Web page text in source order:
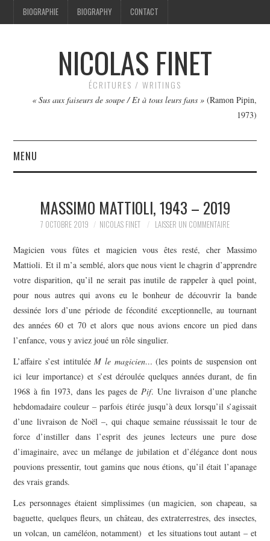
BIOGRAPHIE BIOGRAPHY CONTACT
NICOLAS FINET
ÉCRITURES / WRITINGS
« Sus aux faiseurs de soupe / Et à tous leurs fans »(Ramon Pipin,
1973)
MENU
IMAGES
FILMS
MASSIMO MATTIOLI, 1943 – 2019
7 OCTOBRE 2019 NICOLAS FINET LAISSER UN COMMENTAIRE
Magicien vous fûtes et magicien vous êtes resté, cher Massimo
Mattioli. Et il m’a semblé, alors que nous vient le chagrin d’apprendre
votre disparition, qu’il ne serait pas inutile de rappeler à quel point,
pour nous autres qui avons eu le bonheur de découvrir la bande
dessinée lors d’une période de fécondité exceptionnelle, au tournant
des années 60 et 70 et alors que nous avions encore un pied dans
l’enfance, vous y aviez joué un rôle singulier.
L’affaire s’est intituléeM le magicien… (les points de suspension ont
ici leur importance) et s’est déroulée quelques années durant, de fin
1968 à fin 1973, dans les pages de Pif. Une livraison d’une planche
hebdomadaire couleur – parfois étirée jusqu’à deux lorsqu’il s’agissait
d’une livraison de Noël –, qui chaque semaine réussissait le tour de
force d’instiller dans l’esprit des jeunes lecteurs une pure dose
d’imaginaire, avec un mélange de jubilation et d’élégance dont nous
pouvions pressentir, tout gamins que nous étions, qu’il était l’apanage
des vrais grands.
Les personnages étaient simplissimes (un magicien, son chapeau, sa
baguette, quelques fleurs, un château, des extraterrestres, des insectes,
un volcan, un caméléon, notamment) et les situations tout autant – et